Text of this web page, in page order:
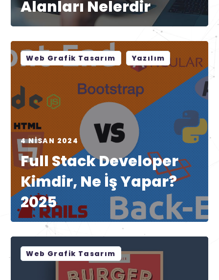
Alanları Nelerdir
Web Grafik Tasarım Yazılım
4 NISAN 2024
Full Stack Developer
Kimdir, Ne İş Yapar?
2025
Web Grafik Tasarım